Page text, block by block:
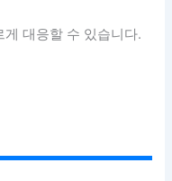
대응할 수 있습니다.